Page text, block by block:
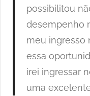
possibilitou
desempenho
meu ingresso
essa
irei ingressar
uma